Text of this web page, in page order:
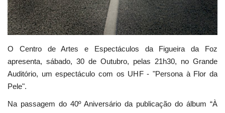
Ambiente
O Centro de Artes e Espectáculos da Figueira da Foz
apresenta, sábado, 30 de Outubro, pelas 21h30, no Grande
Auditório, um espectáculo com os UHF - "Persona à Flor da
Pele".
Na passagem do 40º Aniversário da publicação do álbum “À